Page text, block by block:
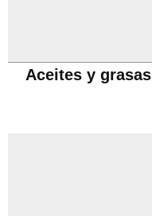
Aceites y grasas